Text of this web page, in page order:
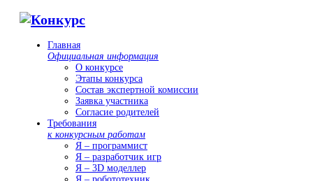
Главная
Официальная информация
О конкурсе
Этапы конкурса
Состав экспертной комиссии
Заявка участника
Согласие родителей
Требования
к конкурсным работам
Я – программист
Я – разработчик игр
Я – 3D моделлер